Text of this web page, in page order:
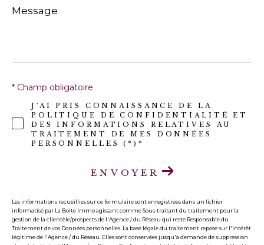
Message
*
J'AI PRIS CONNAISSANCE DE LA
POLITIQUE DE CONFIDENTIALITÉ ET
DES INFORMATIONS RELATIVES AU
TRAITEMENT DE MES DONNÉES
PERSONNELLES (*)*
* Champ obligatoire
ENVOYER
Les informations recueillies sur ce formulaire sont enregistrées dans un fichier
informatisé par La Boite Immo agissant comme Sous-traitant du traitement pour la
gestion de la clientèle/prospects de l'Agence / du Réseau qui reste Responsable du
Traitement de vos Données personnelles. La base légale du traitement repose sur l'intérêt
légitime de l'Agence / du Réseau. Elles sont conservées jusqu'à demande de suppression